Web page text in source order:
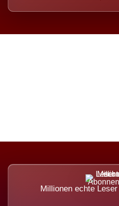
Millionen echte